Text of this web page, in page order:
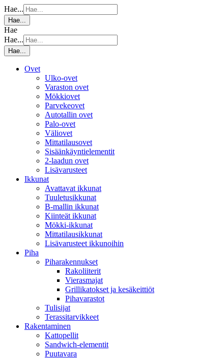
Hae...
Hae...
Hae
Hae...
Hae...
Ovet
Ulko-ovet
Varaston ovet
Mökkiovet
Parvekeovet
Autotallin ovet
Palo-ovet
Väliovet
Mittatilausovet
Sisäänkäyntielementit
2-laadun ovet
Lisävarusteet
Ikkunat
Avattavat ikkunat
Tuuletusikkunat
B-mallin ikkunat
Kiinteät ikkunat
Mökki-ikkunat
Mittatilausikkunat
Lisävarusteet ikkunoihin
Piha
Piharakennukset
Rakoliiterit
Vierasmajat
Grillikatokset ja kesäkeittiöt
Pihavarastot
Tulisijat
Terassitarvikkeet
Rakentaminen
Kattopellit
Sandwich-elementit
Puutavara